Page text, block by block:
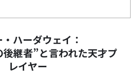
ハーダウェイ：
継者”と言われた天才プ
レイヤー